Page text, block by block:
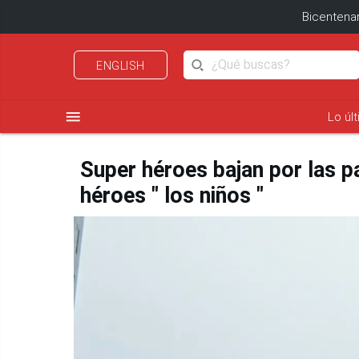
ENGLISH
menu Lo
Super héroes bajan por las
héroes " los niños "